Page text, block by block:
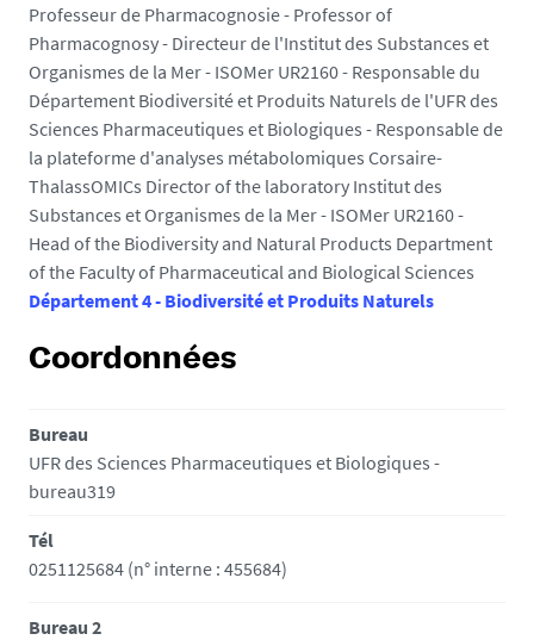
Professeur de Pharmacognosie - Professor of
Pharmacognosy - Directeur de l'Institut des Substances et
Organismes de la Mer - ISOMer UR2160 - Responsable du
Département Biodiversité et Produits Naturels de l'UFR des
Sciences Pharmaceutiques et Biologiques - Responsable de
la plateforme d'analyses métabolomiques Corsaire-
ThalassOMICs Director of the laboratory Institut des
Substances et Organismes de la Mer - ISOMer UR2160 -
Head of the Biodiversity and Natural Products Department
of the Faculty of Pharmaceutical and Biological Sciences
Département 4 - Biodiversité et Produits Naturels
Coordonnées
Bureau
UFR des Sciences Pharmaceutiques et Biologiques -
bureau319
Tél
0251125684 (n° interne : 455684)
Bureau 2